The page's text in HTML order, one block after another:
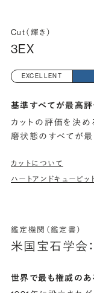
Cut（輝き）
3EX
EXCELLENT
基準すべてが最高評
カットの評価を決め
磨状態のすべてが最
カットについて
ハートアンドキューピッ
鑑定機関（鑑定書）
米国宝石学会
世界で最も権威の